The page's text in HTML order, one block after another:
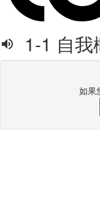
1-1 自
如果